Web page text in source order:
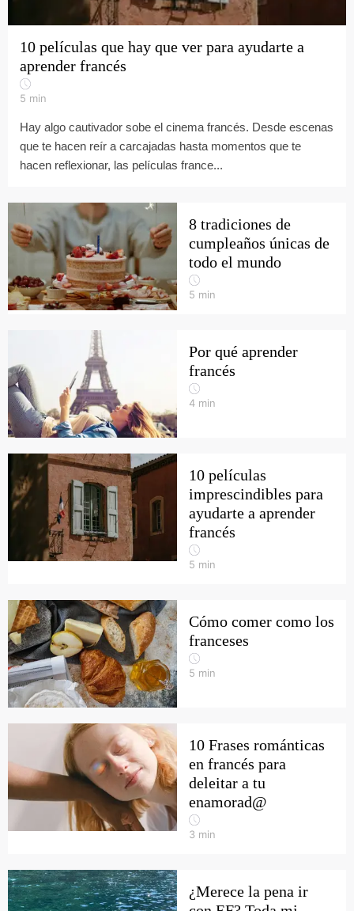
10 películas que hay que ver para ayudarte a
aprender francés
5 min
Hay algo cautivador sobe el cinema francés. Desde escenas
que te hacen reír a carcajadas hasta momentos que te
hacen reflexionar, las películas france...
8 tradiciones de
cumpleaños únicas de
todo el mundo
5 min
Por qué aprender
francés
4 min
10 películas
imprescindibles para
ayudarte a aprender
francés
5 min
Cómo comer como los
franceses
5 min
10 Frases románticas
en francés para
deleitar a tu
enamorad@
3 min
¿Merece la pena ir